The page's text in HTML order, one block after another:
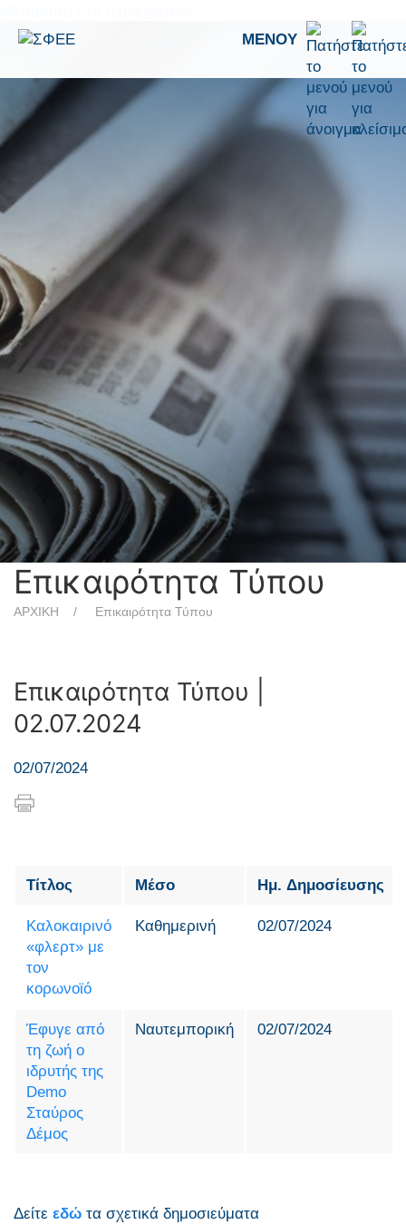
ΜΕΝΟΎ
Επικαιρότητα Τύπου
ΑΡΧΙΚΗ Επικαιρότητα Τύπου
Επικαιρότητα Τύπου |
02.07.2024
02/07/2024
Τίτλος Μέσο Ημ. Δημοσίευσης
Καλοκαιρινό
«φλερτ» με
τον
κορωνοϊό
Καθημερινή 02/07/2024
Έφυγε από
τη ζωή ο
ιδρυτής της
Demo
Σταύρος
Δέμος
Ναυτεμπορική 02/07/2024
Δείτε εδώ τα σχετικά δημοσιεύματα